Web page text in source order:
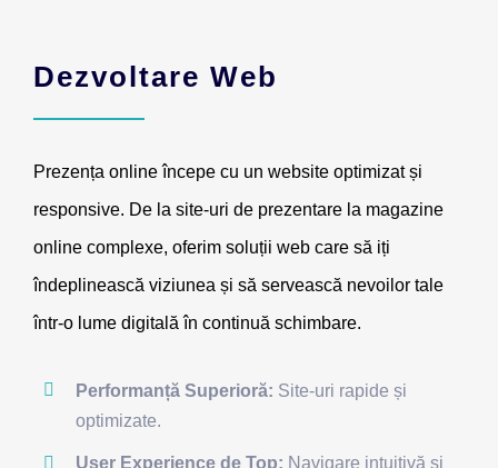
Dezvoltare Web
Prezența online începe cu un website optimizat și
responsive. De la site-uri de prezentare la magazine
online complexe, oferim soluții web care să iți
îndeplinească viziunea și să servească nevoilor tale
într-o lume digitală în continuă schimbare.
Performanță Superioră: Site-uri rapide și
optimizate.
User Experience de Top: Navigare intuitivă și